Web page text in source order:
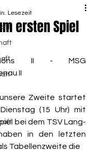
ersten Spiel
Lesezeit
Göns II - MSG
II
Zweite startet
(15 Uhr) mit
bei dem TSV Lang-
in den letzten
Tabellenzweite die